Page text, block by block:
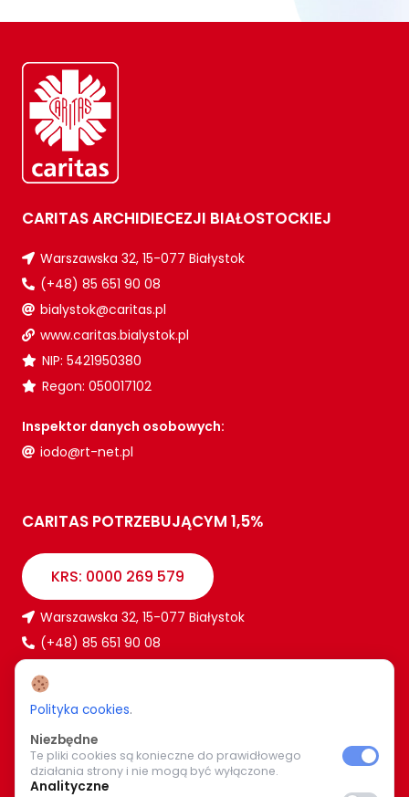
CARITAS ARCHIDIECEZJI BIAŁOSTOCKIEJ
Warszawska 32, 15-077 Białystok
(+48) 85 651 90 08
bialystok@caritas.pl
www.caritas.bialystok.pl
NIP: 5421950380
Regon: 050017102
Inspektor danych osobowych:
iodo@rt-net.pl
CARITAS POTRZEBUJĄCYM 1,5%
KRS: 0000 269 579
Warszawska 32, 15-077 Białystok
(+48) 85 651 90 08
bialystok@caritas.pl
WIĘCEJ O NAS
Polityka cookies.
Niezbędne
Te pliki cookies są konieczne do prawidłowego
działania strony i nie mogą być wyłączone.
Analityczne